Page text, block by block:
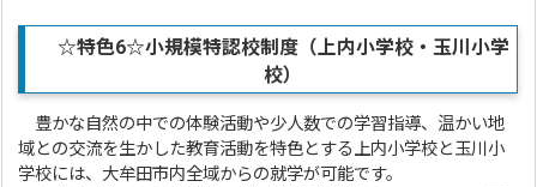
☆特色6☆小規模特認校制度（上内小学校・玉川小学
校）
豊かな自然の中での体験活動や少人数での学習指導、温かい地
域との交流を生かした教育活動を特色とする上内小学校と玉川小
学校には、大牟田市内全域からの就学が可能です。